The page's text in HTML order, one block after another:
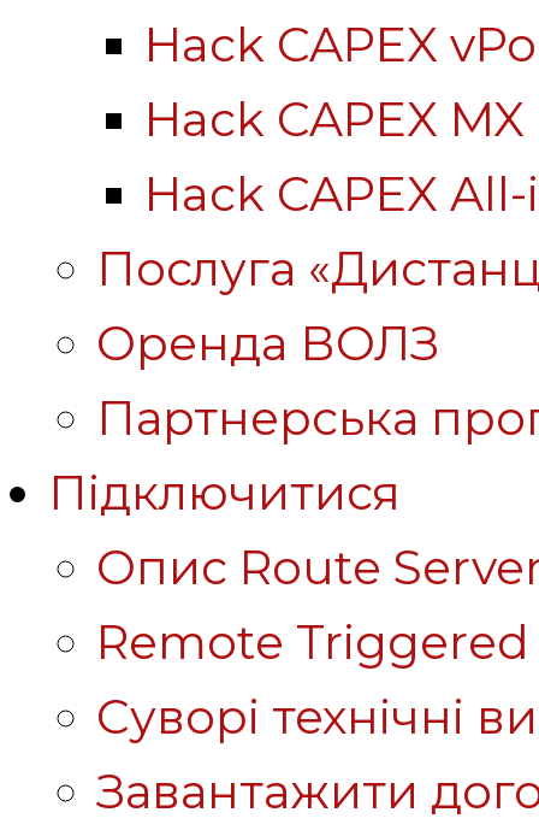
Hack CAPEX
Hack CAPEX MX
Hack CAPEX
Послуга
Оренда ВОЛЗ
Партнерська
Підключитися
Опис Route
Remote
Суворі технічні
Завантажити